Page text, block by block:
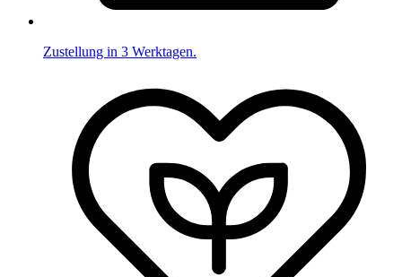
Zustellung in 3 Werktagen.